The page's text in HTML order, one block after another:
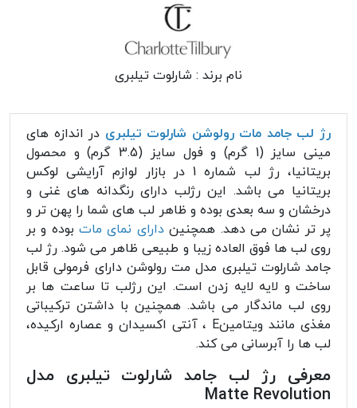
نام برند : شارلوت تیلبری
رژ لب جامد مات رولوشن شارلوت تیلبری در اندازه های
مینی سایز (1 گرم) و فول سایز (3.5 گرم) و محصول
بریتانیا، رژ لب شماره 1 در بازار لوازم آرایشی لوکس
بریتانیا می باشد. این رژلب دارای رنگدانه های غنی و
درخشان و سه بعدی بوده و ظاهر لب های شما را پهن تر و
پر تر نشان می دهد. همچنیندارای نمای ماتبوده و بر
روی لب ها فوق العاده زیبا و طبیعی ظاهر می شود. رژ لب
جامد شارلوت تیلبری مدل مت رولوشن دارای فرمولی قابل
ساخت و لایه لایه زدن است. این رژلب تا ساعت ها بر
روی لب ماندگار می باشد. همچنین با داشتن ترکیباتی
مغذی مانند ویتامینE ، آنتی اکسیدان و عصاره ارکیده،
لب ها را آبرسانی می کند.
معرفی رژ لب جامد شارلوت تیلبری مدل
Matte Revolution